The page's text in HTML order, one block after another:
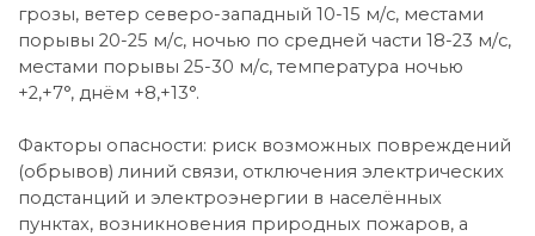
грозы, ветер северо-западный 10-15 м/с, местами
порывы 20-25 м/с, ночью по средней части 18-23 м/с,
местами порывы 25-30 м/с, температура ночью
+2,+7°, днём +8,+13°.
Факторы опасности: риск возможных повреждений
(обрывов) линий связи, отключения электрических
подстанций и электроэнергии в населённых
пунктах, возникновения природных пожаров, а